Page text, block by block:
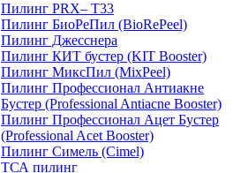
Пилинг PRX– T33
Пилинг БиоРеПил (BioRePeel)
Пилинг Джесснера
Пилинг КИТ бустер (KIT Booster)
Пилинг МиксПил (MixPeel)
Пилинг Профессионал Антиакне
Бустер (Professional Antiacne Вooster)
Пилинг Профессионал Ацет Бустер
(Professional Acet Booster)
Пилинг Симель (Cimel)
ТСА пилинг